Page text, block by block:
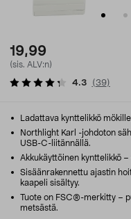
19,99
(sis. ALV:n)
4.3 (39)
Ladattava kynttelikkö
Northlight Karl -johdoton
USB-C-liitännällä.
Akkukäyttöinen kynttelikkö
Sisäänrakennettu ajastin
kaapeli sisältyy.
Tuote on FSC®-merkitty –
metsästä.